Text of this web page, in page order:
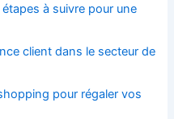
à suivre pour une
client dans le secteur de
pour régaler vos